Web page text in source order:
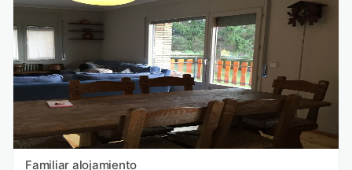
Familiar alojamiento